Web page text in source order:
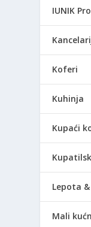
IUNIK
Koferi
Kuhinja
Kupaći
Lepota
Mali